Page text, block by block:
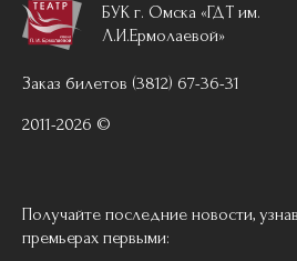
БУК г. Омска «ГДТ им.
Л.И.Ермолаевой»
Заказ билетов (3812) 67-36-31
2011-2026 ©
Получайте последние новости,
премьерах первыми: